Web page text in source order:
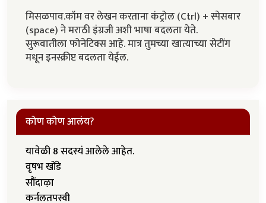
मिसळपाव.कॉम वर लेखन करताना कंट्रोल (Ctrl) + स्पेसबार
(space) ने मराठी इंग्रजी अशी भाषा बदलता येते.
सुरूवातीला फोनेटिक्स आहे. मात्र तुमच्या खात्याच्या सेटींग
मधून इनस्क्रीप्ट बदलता येईल.
कोण कोण आलंय?
यावेळी 8 सदस्यं आलेले आहेत.
वृषभ खोंडे
सौंदाऴा
कर्नलतपस्वी